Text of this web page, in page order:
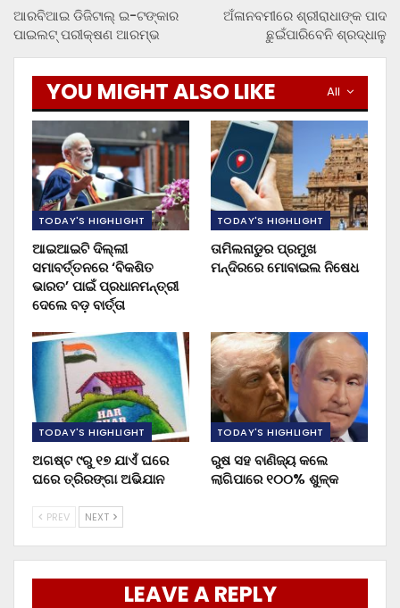
ଆରବିଆଇ ଡିଜିଟାଲ୍ ଇ-ଟଙ୍କାର
ପାଇଲଟ୍ ପରୀକ୍ଷଣ ଆରମ୍ଭ
ଅଁଳାନବମୀରେ ଶ୍ରୀରାଧାଙ୍କ ପାଦ
ଛୁଇଁପାରିବେନି ଶ୍ରଦ୍ଧାଳୁ
All
YOU MIGHT ALSO LIKE
TODAY'S HIGHLIGHT
ଆଇଆଇଟି ଦିଲ୍ଲୀ
ସମାବର୍ତ୍ତନରେ ‘ବିକଶିତ
ଭାରତ’ ପାଇଁ ପ୍ରଧାନମନ୍ତ୍ରୀ
ଦେଲେ ବଡ଼ ବାର୍ତ୍ତା
TODAY'S HIGHLIGHT
ତାମିଲନାଡୁର ପ୍ରମୁଖ
ମନ୍ଦିରରେ ମୋବାଇଲ ନିଷେଧ
TODAY'S HIGHLIGHT
ଅଗଷ୍ଟ ୯ରୁ ୧୭ ଯାଏଁ ଘରେ
ଘରେ ତ୍ରିରଙ୍ଗା ଅଭିଯାନ
TODAY'S HIGHLIGHT
ରୁଷ ସହ ବାଣିଜ୍ୟ କଲେ
ଲାଗିପାରେ ୧୦୦% ଶୁଳ୍କ
PREV NEXT
LEAVE A REPLY